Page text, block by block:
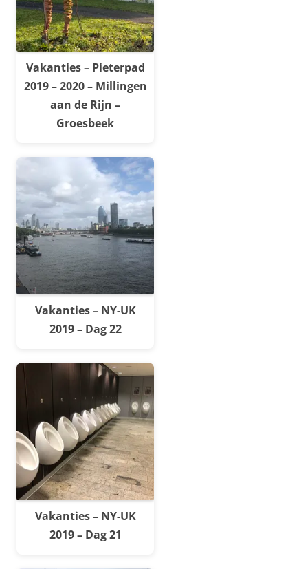
Vakanties – Pieterpad
2019 – 2020 – Millingen
aan de Rijn –
Groesbeek
Vakanties – NY-UK
2019 – Dag 22
Vakanties – NY-UK
2019 – Dag 21